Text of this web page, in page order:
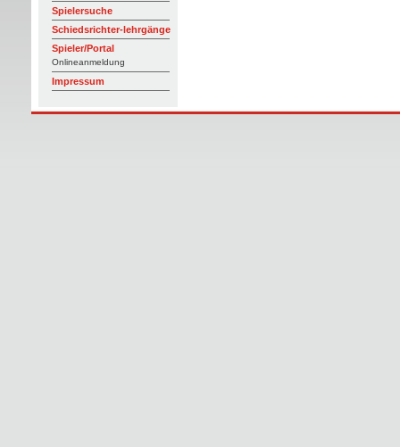
Spielersuche
Schiedsrichter-lehrgänge
Spieler/Portal
Onlineanmeldung
Impressum